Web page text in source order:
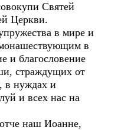
Святей
Церкви.
в мире и
в
и благословение
страждущих от
в нуждах и
и всех нас на
наш Иоанне,